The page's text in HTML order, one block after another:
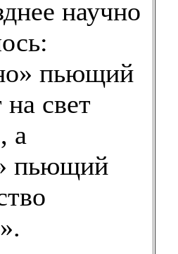
научно
пьющий
свет
а
пьющий